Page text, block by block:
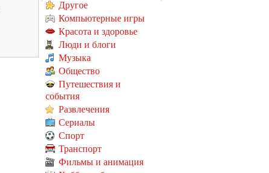
Другое
Компьютерные игры
Красота и здоровье
Люди и блоги
Музыка
Общество
Путешествия и
события
Развлечения
Сериалы
Спорт
Транспорт
Фильмы и анимация